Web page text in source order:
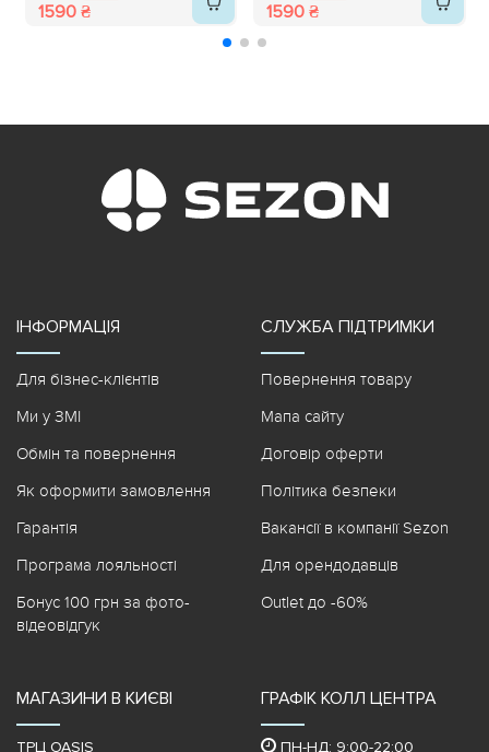
1590 ₴ 1590 ₴
ІНФОРМАЦІЯ
Для бізнес-клієнтів
Ми у ЗМІ
Обмін та повернення
Як оформити замовлення
Гарантія
Програма лояльності
Бонус 100 грн за фото-
відеовідгук
СЛУЖБА ПІДТРИМКИ
Повернення товару
Мапа сайту
Договір оферти
Політика безпеки
Вакансії в компанії Sezon
Для орендодавців
Outlet до -60%
МАГАЗИНИ В КИЄВІ
ТРЦ OASIS
ГРАФІК КОЛЛ ЦЕНТРА
ПН-НД: 9:00-22:00